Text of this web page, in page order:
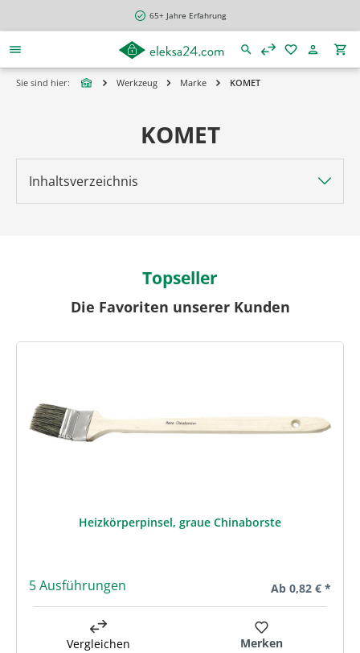
65+ Jahre Erfahrung
Sie sind hier: Werkzeug Marke KOMET
Inhaltsverzeichnis
KOMET
Topseller
Die Favoriten unserer Kunden
Heizkörperpinsel, graue Chinaborste
5 Ausführungen Regulärer Preis:
Ab 0,82 € *
Vergleichen Merken